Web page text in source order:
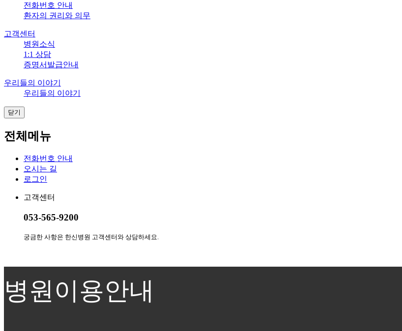
전화번호 안내
환자의 권리와 의무
고객센터
병원소식
1:1 상담
증명서발급안내
우리들의 이야기
우리들의 이야기
닫기
전체메뉴
전화번호 안내
오시는 길
로그인
고객센터
053-565-9200
궁금한 사항은 한신병원 고객센터와 상담하세요.
병원이용안내